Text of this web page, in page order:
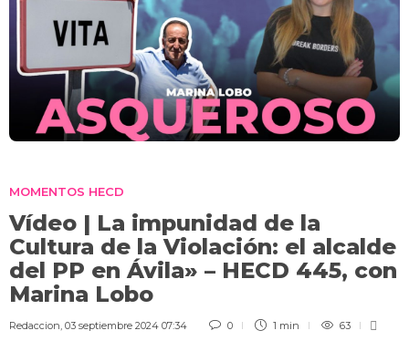
MOMENTOS HECD
Vídeo | La impunidad de la
Cultura de la Violación: el alcalde
del PP en Ávila» – HECD 445, con
Marina Lobo
Redaccion 03 septiembre 2024 07:34 0 1 min 63